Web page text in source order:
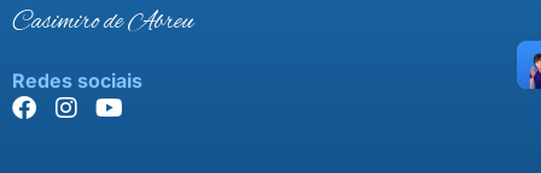
Casimiro de Abreu
Redes sociais